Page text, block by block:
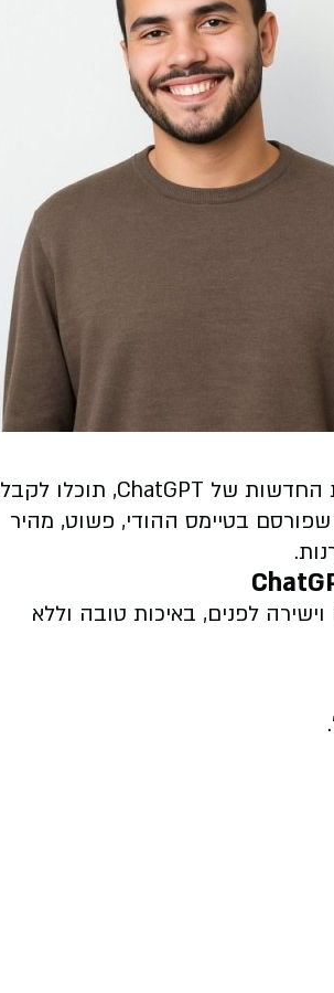
איך תיראו בעוד עשור או שניים? עם יכולות יצירת התמונות החדשות של ChatGPT, תוכלו לקבל
בטיימס ההודי, פשוט, מהיר
לפנים, באיכות טובה וללא